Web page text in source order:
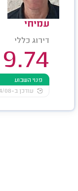
עמיחי
דירוג כללי
9.74
פנוי השבוע
עודכן ב-04/08